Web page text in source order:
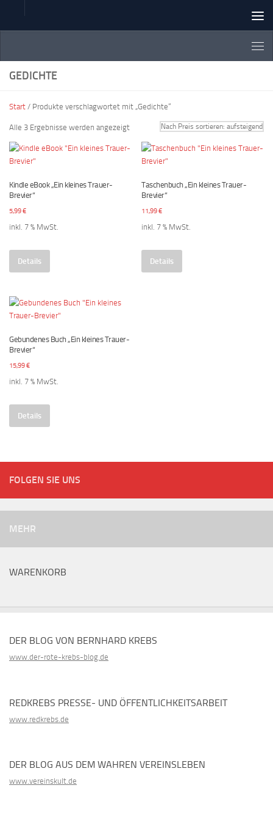
Zum Inhalt springen
GEDICHTE
Start / Produkte verschlagwortet mit „Gedichte“
Alle 3 Ergebnisse werden angezeigtNach
Preis
sortiert:
aufsteigend
Kindle eBook „Ein kleines Trauer-
Brevier“
5,99€
inkl. 7 % MwSt.
Details
Taschenbuch „Ein kleines Trauer-
Brevier“
11,99€
inkl. 7 % MwSt.
Details
Gebundenes Buch „Ein kleines Trauer-
Brevier“
15,99€
inkl. 7 % MwSt.
Details
FOLGEN SIE UNS
MEHR
WARENKORB
DER BLOG VON BERNHARD KREBS
www.der-rote-krebs-blog.de
REDKREBS PRESSE- UND ÖFFENTLICHKEITSARBEIT
www.redkrebs.de
DER BLOG AUS DEM WAHREN VEREINSLEBEN
www.vereinskult.de